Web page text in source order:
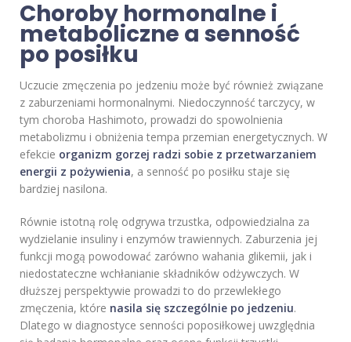
Choroby hormonalne i
metaboliczne a senność
po posiłku
Uczucie zmęczenia po jedzeniu może być również związane
z zaburzeniami hormonalnymi. Niedoczynność tarczycy, w
tym choroba Hashimoto, prowadzi do spowolnienia
metabolizmu i obniżenia tempa przemian energetycznych. W
efekcie organizm gorzej radzi sobie z przetwarzaniem
energii z pożywienia, a senność po posiłku staje się
bardziej nasilona.
Równie istotną rolę odgrywa trzustka, odpowiedzialna za
wydzielanie insuliny i enzymów trawiennych. Zaburzenia jej
funkcji mogą powodować zarówno wahania glikemii, jak i
niedostateczne wchłanianie składników odżywczych. W
dłuższej perspektywie prowadzi to do przewlekłego
zmęczenia, które nasila się szczególnie po jedzeniu.
Dlatego w diagnostyce senności poposiłkowej uwzględnia